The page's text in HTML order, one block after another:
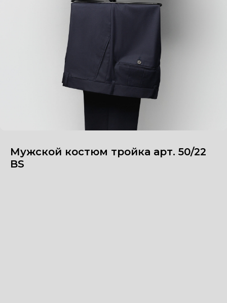
Мужской костюм тройка арт. 50/22
BS